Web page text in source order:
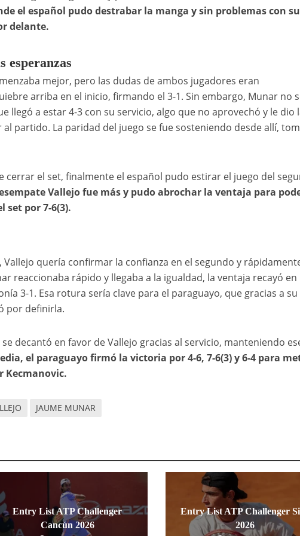
el español pudo destrabar la manga y sin problemas con su
delante.
esperanzas
mejor, pero las dudas de ambos jugadores eran
arriba en el inicio, firmando el 3-1. Sin embargo, Munar no
llegó a estar 4-3 con su servicio, algo que no aprovechó y le dio
partido. La paridad del juego se fue sosteniendo desde allí,
el set, finalmente el español pudo estirar el juego del
Vallejo fue más y pudo abrochar la ventaja para
set por 7-6(3).
quería confirmar la confianza en el segundo y
reaccionaba rápido y llegaba a la igualdad, la ventaja recayó en
3-1. Esa rotura sería clave para el paraguayo, que gracias a su
por definirla.
decantó en favor de Vallejo gracias al servicio, manteniendo
el paraguayo firmó la victoria por 4-6, 7-6(3) y 6-4 para
Kecmanovic.
JAUME MUNAR
Entry List ATP Challenger
Cancún 2026
Entry List ATP Challenger
2026